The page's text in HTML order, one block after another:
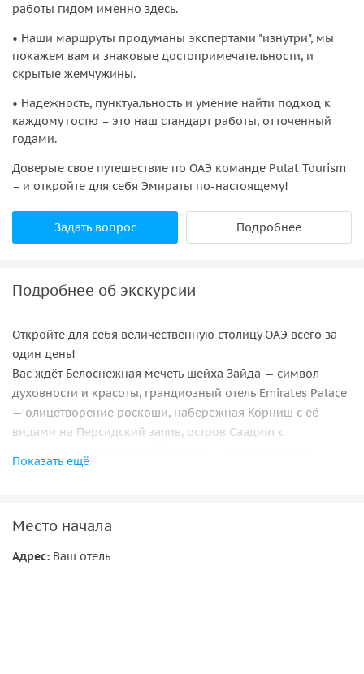
работы гидом именно здесь.
• Наши маршруты продуманы экспертами "изнутри", мы
покажем вам и знаковые достопримечательности, и
скрытые жемчужины.
• Надежность, пунктуальность и умение найти подход к
каждому гостю – это наш стандарт работы, отточенный
годами.
Доверьте свое путешествие по ОАЭ команде Pulat Tourism
– и откройте для себя Эмираты по-настоящему!
Задать вопрос Подробнее
Подробнее об экскурсии
Откройте для себя величественную столицу ОАЭ всего за
один день!
Вас ждёт Белоснежная мечеть шейха Зайда — символ
духовности и красоты, грандиозный отель Emirates Palace
— олицетворение роскоши, набережная Корниш с её
видами на Персидский залив, остров Саадият с
Комфортный трансфер, насыщенный маршрут и душевное
незабываемой.
Показать ещё
Место начала
Адрес: Ваш отель